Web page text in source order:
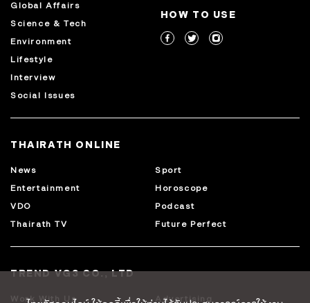
Global Affairs
Science & Tech
Environment
Lifestyle
Interview
Social Issues
HOW TO USE
THAIRATH ONLINE
News
Sport
Entertainment
Horoscope
VDO
Podcast
Thairath TV
Future Perfect
TREND VG3 CO., LTD
Work With Us Advertising